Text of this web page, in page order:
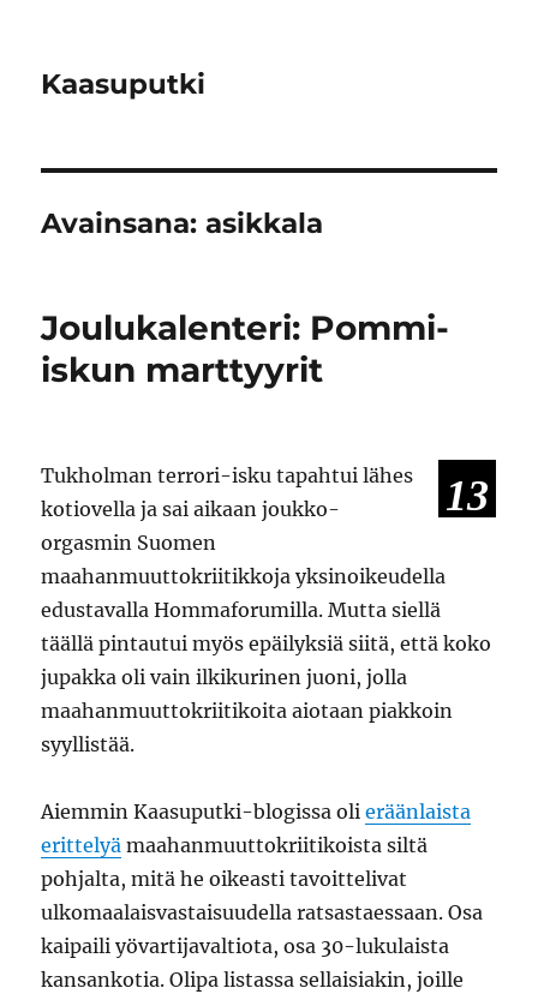
Kaasuputki
Avainsana:asikkala
Joulukalenteri: Pommi-
iskun marttyyrit
13
Tukholman terrori-isku tapahtui lähes
kotiovella ja sai aikaan joukko-
orgasmin Suomen
maahanmuuttokriitikkoja yksinoikeudella
edustavalla Hommaforumilla. Mutta siellä
täällä pintautui myös epäilyksiä siitä, että koko
jupakka oli vain ilkikurinen juoni, jolla
maahanmuuttokriitikoita aiotaan piakkoin
syyllistää.
Aiemmin Kaasuputki-blogissa olieräänlaista
erittelyä maahanmuuttokriitikoista siltä
pohjalta, mitä he oikeasti tavoittelivat
ulkomaalaisvastaisuudella ratsastaessaan. Osa
kaipaili yövartijavaltiota, osa 30-lukulaista
kansankotia. Olipa listassa sellaisiakin, joille